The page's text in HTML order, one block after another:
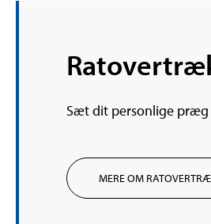
Sæt dit personlige præg
MERE OM